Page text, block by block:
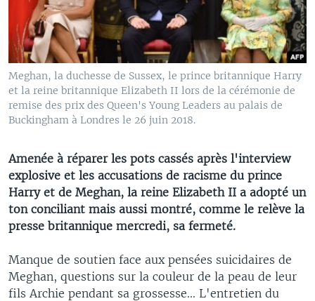
Meghan, la duchesse de Sussex, le prince britannique Harry
et la reine britannique Elizabeth II lors de la cérémonie de
remise des prix des Queen's Young Leaders au palais de
Buckingham à Londres le 26 juin 2018.
Amenée à réparer les pots cassés après l'interview
explosive et les accusations de racisme du prince
Harry et de Meghan, la reine Elizabeth II a adopté un
ton conciliant mais aussi montré, comme le relève la
presse britannique mercredi, sa fermeté.
Manque de soutien face aux pensées suicidaires de
Meghan, questions sur la couleur de la peau de leur
fils Archie pendant sa grossesse... L'entretien du